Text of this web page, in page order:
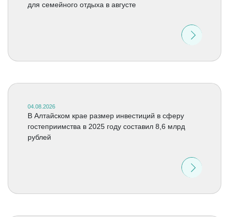
для семейного отдыха в августе
04.08.2026
В Алтайском крае размер инвестиций в сферу
гостеприимства в 2025 году составил 8,6 млрд
рублей